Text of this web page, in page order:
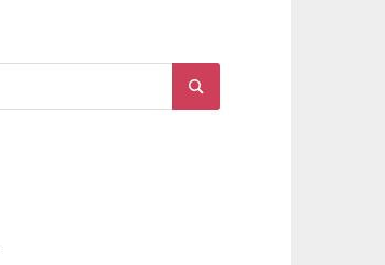
Search